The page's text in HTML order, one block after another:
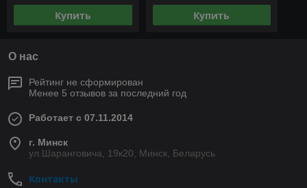
Купить Купить
О нас
Рейтинг не сформирован
Менее 5 отзывов за последний год
Работает с 07.11.2014
г. Минск
ул.Шаранговича, 19к20, Минск, Беларусь
Контакты